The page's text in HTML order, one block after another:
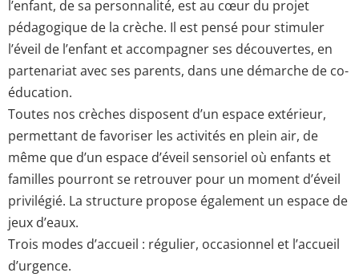
l’enfant, de sa personnalité, est au cœur du projet
pédagogique de la crèche. Il est pensé pour stimuler
l’éveil de l’enfant et accompagner ses découvertes, en
partenariat avec ses parents, dans une démarche de co-
éducation.
Toutes nos crèches disposent d’un espace extérieur,
permettant de favoriser les activités en plein air, de
même que d’un espace d’éveil sensoriel où enfants et
familles pourront se retrouver pour un moment d’éveil
privilégié. La structure propose également un espace de
jeux d’eaux.
Trois modes d’accueil : régulier, occasionnel et l’accueil
d’urgence.